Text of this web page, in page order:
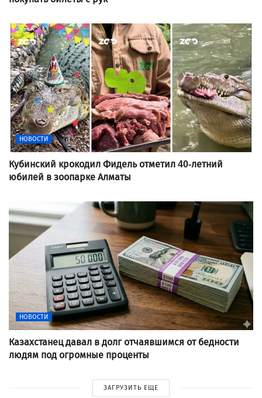
НОВОСТИ
Кубинский крокодил Фидель отметил 40-летний
юбилей в зоопарке Алматы
НОВОСТИ
Казахстанец давал в долг отчаявшимся от бедности
людям под огромные проценты
ЗАГРУЗИТЬ ЕЩЕ